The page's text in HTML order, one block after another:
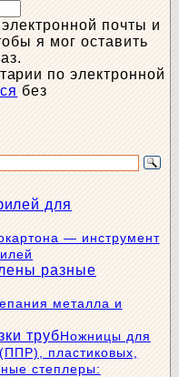
почты и
я мог оставить
по электронной
без
— инструмент
металла и
Ножницы для
пластиковых,
степлеры: